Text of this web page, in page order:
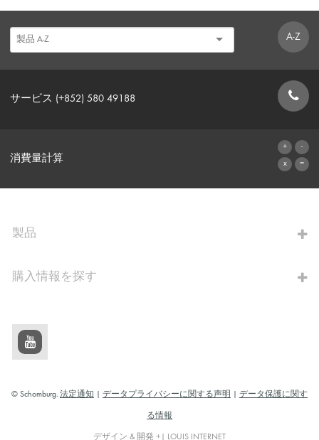
A-Z
サービス (+852) 580 49188
消費量計算
製品
購入情報を探す
© Schomburg. 法定通知 データプライバシーに関する声明 データ保護に関す
る情報
デザイン & 開発 +| LOUIS INTERNET